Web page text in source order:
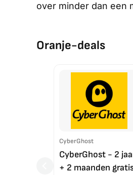
over minder dan een
Oranje-deals
CyberGhost
CyberGhost - 2
+ 2 maanden